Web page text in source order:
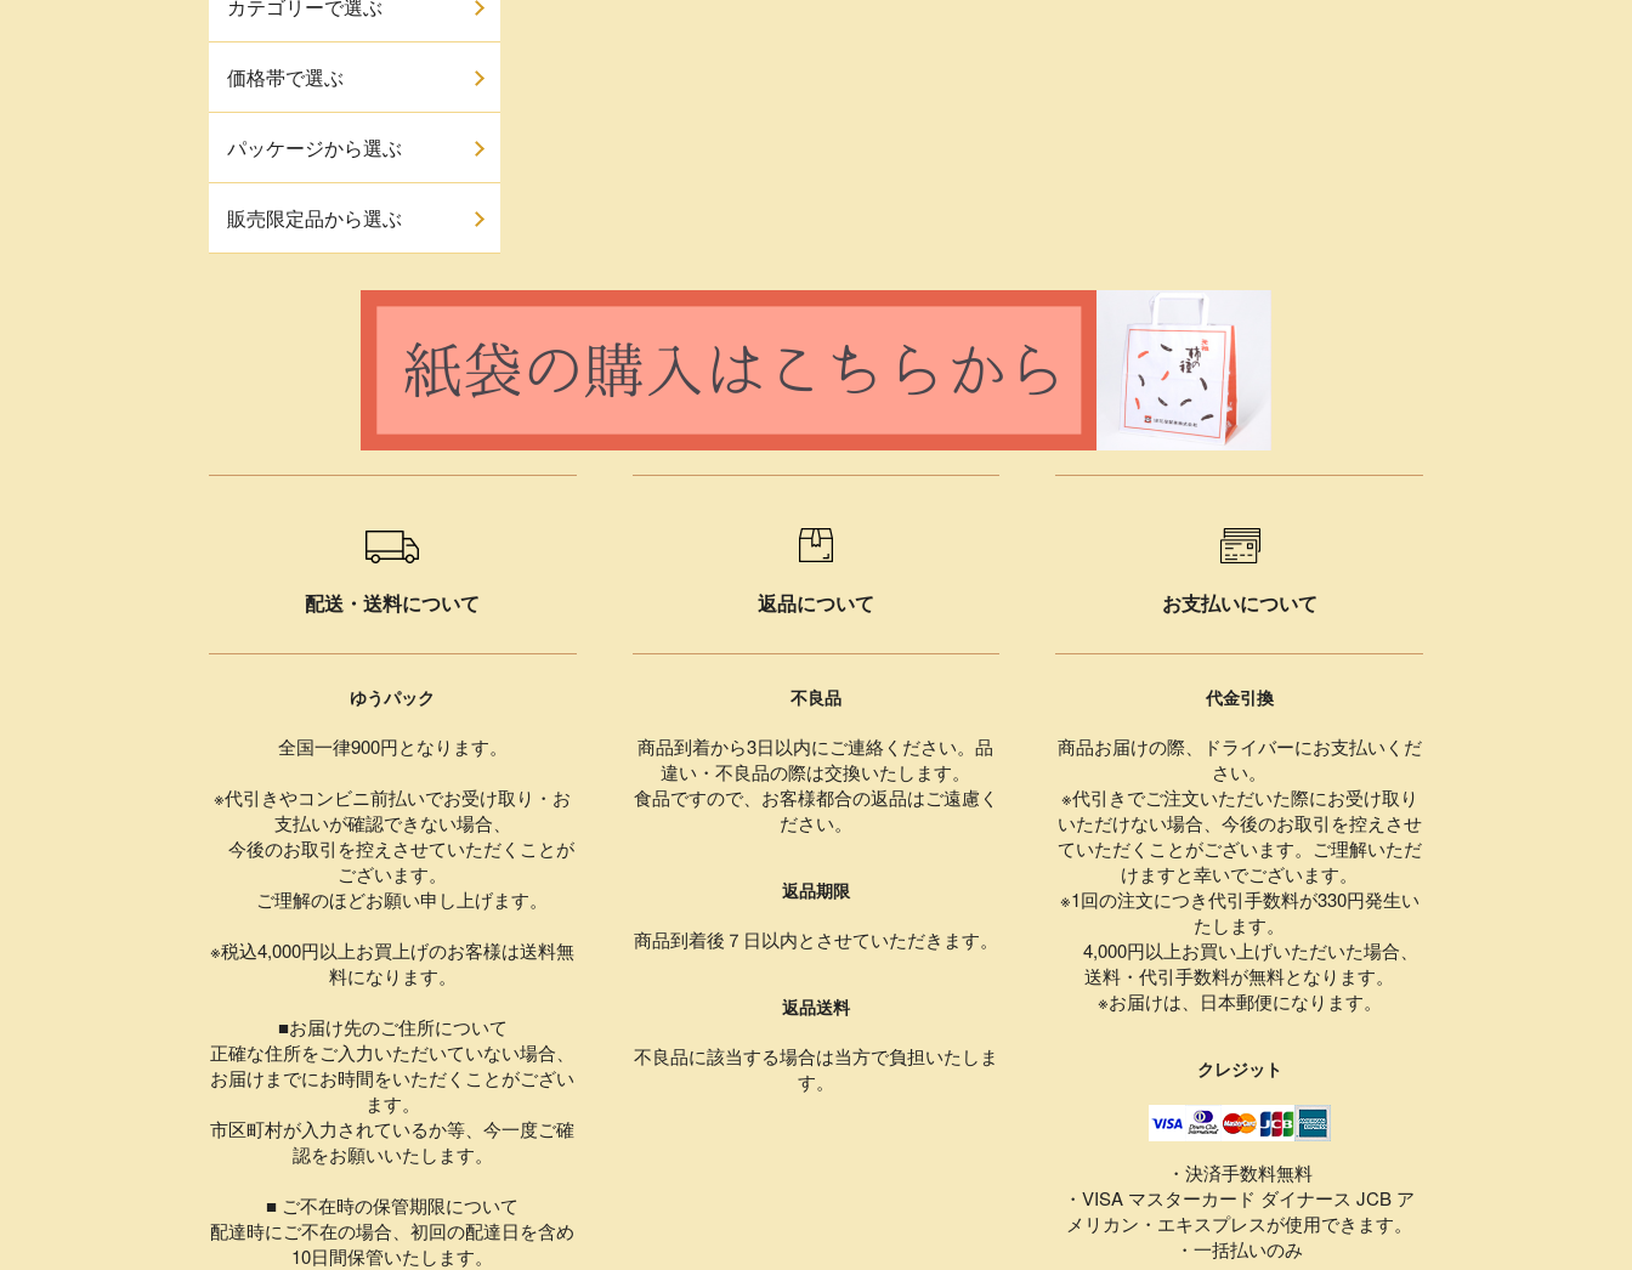
カテゴリーで選ぶ
価格帯で選ぶ
パッケージから選ぶ
販売限定品から選ぶ
配送・送料について
ゆうパック
全国一律900円となります。
※代引きやコンビニ前払いでお受け取り・お
支払いが確認できない場合、
今後のお取引を控えさせていただくことが
ございます。
ご理解のほどお願い申し上げます。
※税込4,000円以上お買上げのお客様は送料無
料になります。
■お届け先のご住所について
正確な住所をご入力いただいていない場合、
お届けまでにお時間をいただくことがござい
ます。
市区町村が入力されているか等、今一度ご確
認をお願いいたします。
■ ご不在時の保管期限について
配達時にご不在の場合、初回の配達日を含め
10日間保管いたします。
返品について
不良品
商品到着から3日以内にご連絡ください。品
違い・不良品の際は交換いたします。
食品ですので、お客様都合の返品はご遠慮く
ださい。
返品期限
商品到着後７日以内とさせていただきます。
返品送料
不良品に該当する場合は当方で負担いたしま
す。
お支払いについて
代金引換
商品お届けの際、ドライバーにお支払いくだ
さい。
※代引きでご注文いただいた際にお受け取り
いただけない場合、今後のお取引を控えさせ
ていただくことがございます。ご理解いただ
けますと幸いでございます。
※1回の注文につき代引手数料が330円発生い
たします。
4,000円以上お買い上げいただいた場合、
送料・代引手数料が無料となります。
※お届けは、日本郵便になります。
クレジット
・決済手数料無料
・VISA マスターカード ダイナース JCB ア
メリカン・エキスプレスが使用できます。
・一括払いのみ